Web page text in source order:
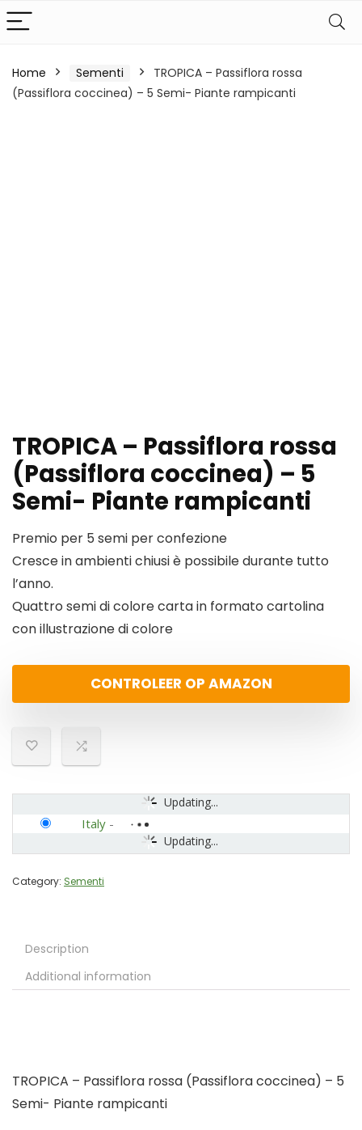
Home Sementi
TROPICA – Passiflora rossa
(Passiflora coccinea) – 5 Semi- Piante rampicanti
TROPICA – Passiflora rossa
(Passiflora coccinea) – 5
Semi- Piante rampicanti
Premio per 5 semi per confezione
Cresce in ambienti chiusi è possibile durante tutto
l’anno.
Quattro semi di colore carta in formato cartolina
con illustrazione di colore
CONTROLEER OP AMAZON
Updating...
Updating...
Italy -
Category: Sementi
Description
Additional information
TROPICA – Passiflora rossa (Passiflora coccinea) – 5
Semi- Piante rampicanti